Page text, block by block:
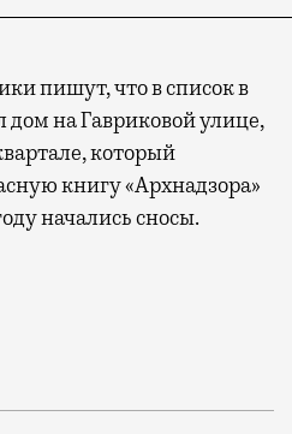
пишут, что в список в
дом на Гавриковой улице,
который
книгу «Архнадзора»
начались сносы.
попадают не